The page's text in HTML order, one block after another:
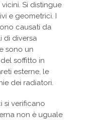
Si distingue
e geometrici. I
causati da
di diversa
sono un
soffitto in
esterne, le
dei radiatori.
si verificano
non è uguale